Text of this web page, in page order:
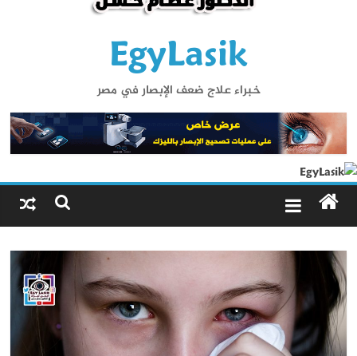
EgyLasik
خبراء علاج ضعف الإبصار في مصر